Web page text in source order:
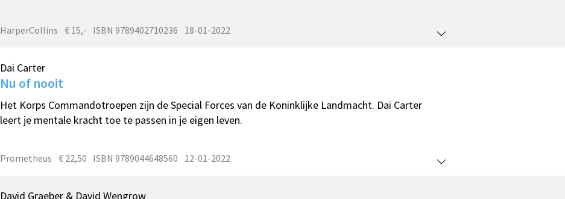
HarperCollins € 15,- ISBN 9789402710236 18-01-2022
Dai Carter
Nu of nooit
Het Korps Commandotroepen zijn de Special Forces van de Koninklijke Landmacht. Dai Carter
leert je mentale kracht toe te passen in je eigen leven.
Prometheus € 22,50 ISBN 9789044648560 12-01-2022
David Graeber & David Wengrow